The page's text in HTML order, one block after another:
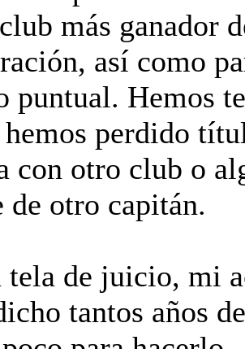
más ganador
así como
puntual. Hemos
perdido
con otro club o
de otro capitán.
tela de juicio, mi
tantos años